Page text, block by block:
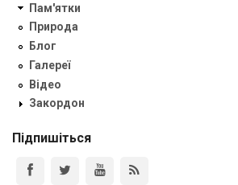
Пам'ятки
Природа
Блог
Галереї
Відео
Закордон
Підпишіться